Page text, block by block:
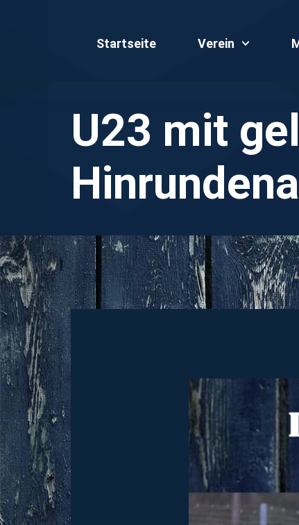
Startseite Verein
U23 mit